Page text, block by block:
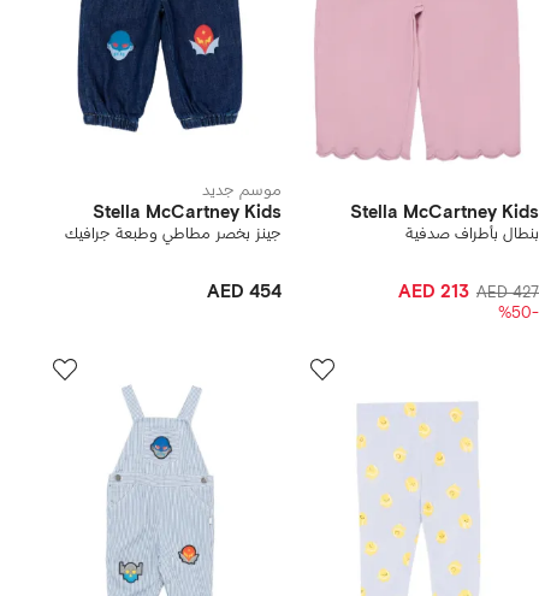
Stella McCartney Kids
بنطال بأطراف صدفية
AED 427
AED 213
-%50
موسم جديد
Stella McCartney Kids
جينز بخصر مطاطي وطبعة جرافيك
AED 454